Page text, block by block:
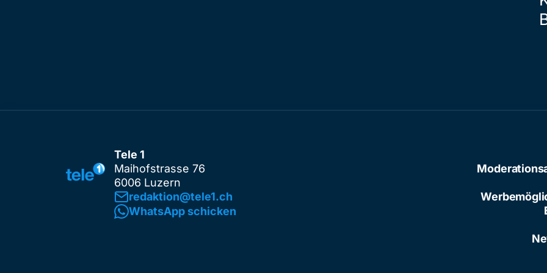
Tele 1
Maihofstrasse 76
6006 Luzern
redaktion@tele1.ch
WhatsApp schicken